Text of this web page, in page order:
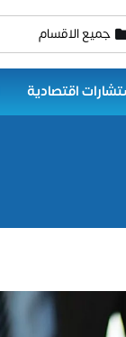
جميع الاقسام
اقتصادية